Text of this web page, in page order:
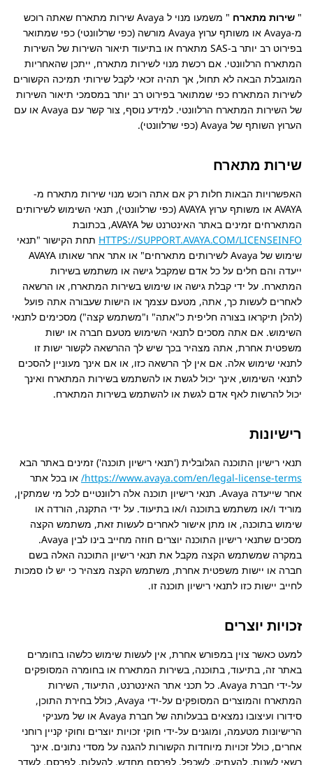
שירות מתארח
משמעו מנוי ל Avaya שירות מתארח שאתה רוכש
מ-Avaya
או משותף ערוץ Avaya מורשה (כפי שרלוונטי) כפי שמתואר
בפירוט רב יותר ב-SAS מתארח או בתיעוד תיאור השירות של השירות
המתארח הרלוונטי. אם רכשת מנוי לשירות מתארח, ייתכן שהאחריות
המוגבלת הבאה לא תחול, אך תהיה זכאי לקבל שירותי תמיכה הקשורים
לשירות המתארח כפי שמתואר בפירוט רב יותר במסמכי תיאור השירות
של השירות המתארח הרלוונטי. למידע נוסף, צור קשר עם Avaya או עם
הערוץ השותף של Avaya (כפי שרלוונטי).
שירות מתארח
האפשרויות הבאות חלות רק אם אתה רוכש מנוי שירות מתארח מ-
AVAYA או משותף ערוץ AVAYA (כפי שרלוונטי), תנאי השימוש לשירותים
המתארחים זמינים באתר האינטרנט של AVAYA, בכתובת
HTTPS://SUPPORT.AVAYA.COM/LICENSEINFO תחת הקישור תנאי
שימוש של Avaya לשירותים מתארחים
או אתר אחר שאותו AVAYA
ייעדה והם חלים על כל אדם שמקבל גישה או משתמש בשירות
המתארח. על ידי קבלת גישה או שימוש בשירות המתארח, או הרשאה
לאחרים לעשות כך, אתה, מטעם עצמך או הישות שעבורה אתה פועל
(להלן תיקראו בצורה חליפית כ אתה ו משתמש קצה ) מסכימים לתנאי
השימוש. אם אתה מסכים לתנאי השימוש מטעם חברה או ישות
משפטית אחרת, אתה מצהיר בכך שיש לך ההרשאה לקשור ישות זו
לתנאי שימוש אלה. אם אין לך הרשאה כזו, או אם אינך מעוניין להסכים
לתנאי השימוש, אינך יכול לגשת או להשתמש בשירות המתארח ואינך
יכול להרשות לאף אדם לגשת או להשתמש בשירות המתארח.
רישיונות
תנאי רישיון התוכנה הגלובלית ('תנאי רישיון תוכנה') זמינים באתר הבא
https://www.avaya.com/en/legal-license-terms/ או בכל אתר
אחר שייעדה Avaya. תנאי רישיון תוכנה אלה רלוונטיים לכל מי שמתקין,
מוריד ו/או משתמש בתוכנה ו/או בתיעוד. על ידי התקנה, הורדה או
שימוש בתוכנה, או מתן אישור לאחרים לעשות זאת, משתמש הקצה
מסכים שתנאי רישיון התוכנה יוצרים חוזה מחייב בינו לבין Avaya
.
במקרה שמשתמש הקצה מקבל את תנאי רישיון התוכנה האלה בשם
חברה או יישות משפטית אחרת, משתמש הקצה מצהיר כי יש לו סמכות
לחייב יישות כזו לתנאי רישיון תוכנה זו.
זכויות יוצרים
למעט כאשר צוין במפורש אחרת, אין לעשות שימוש כלשהו בחומרים
באתר זה, בתיעוד, בתוכנה, בשירות המתארח או בחומרה המסופקים
על-ידי חברת Avaya. כל תכני אתר האינטרנט, התיעוד, השירות
המתארח והמוצרים המסופקים על-ידי Avaya, כולל בחירת התוכן,
סידורו ועיצובו נמצאים בבעלותה של חברת Avaya או של מעניקי
הרישיונות מטעמה, ומוגנים על-ידי חוקי זכויות יוצרים וחוקי קניין רוחני
אחרים, כולל זכויות מיוחדות הקשורות להגנה על מסדי נתונים. אינך
רשאי לשנות, להעתיק, לשכפל, לפרסם מחדש, להעלות, לפרסם, לשדר